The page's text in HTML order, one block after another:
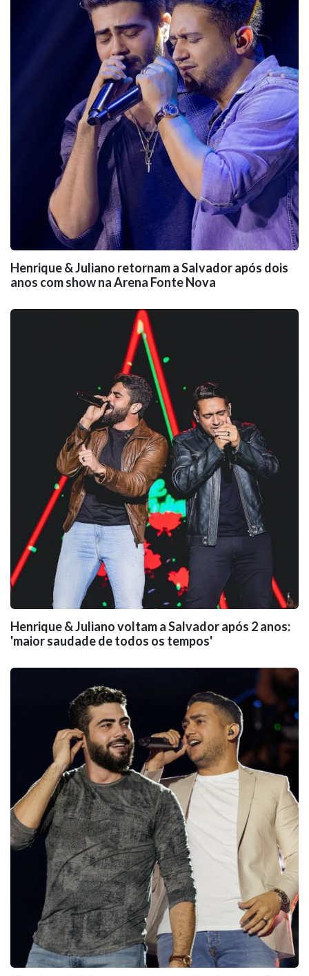
Henrique & Juliano retornam a Salvador após dois
anos com show na Arena Fonte Nova
Henrique & Juliano voltam a Salvador após 2 anos:
'maior saudade de todos os tempos'